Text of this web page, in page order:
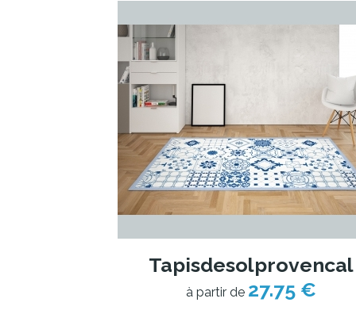
Tapisdesolprovencal
à partir de 27.75 €